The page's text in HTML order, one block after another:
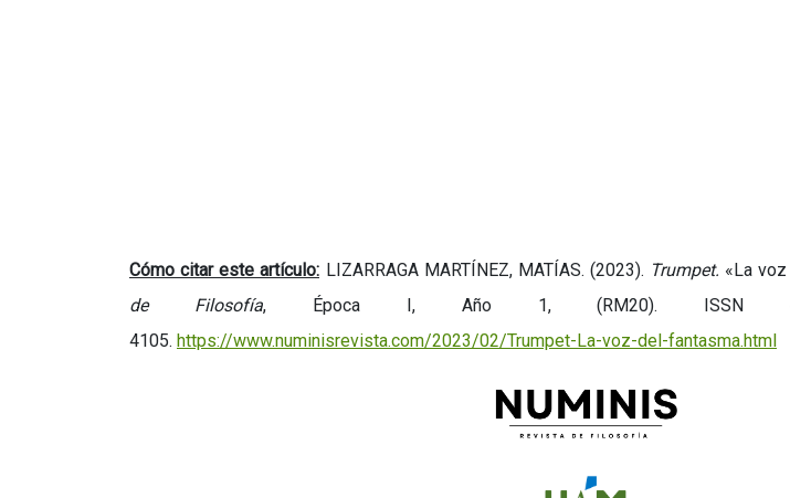
Cómo citar este artículo: LIZARRAGA MARTÍNEZ, MATÍAS. (2023). Trumpet. «La
de Filosofía, Época I, Año 1, (RM20).
ISSN
4105. https://www.numinisrevista.com/2023/02/Trumpet-La-voz-del-fantasma.html